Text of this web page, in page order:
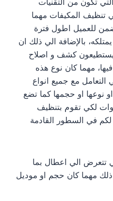
تنظيف المكيفات مهما
للعميل اطول فترة
بالإضافة الي ذلك ان
يستطيعون كشف و اصلاح
مهما كان نوع هذه
التعامل مع جميع انواع
نوعها او حجمها كما تضع
لكي تقوم بتنظيف
في السطور القادمة
تتعرض الي اعطال بما
ذلك مهما كان حجم او موديل